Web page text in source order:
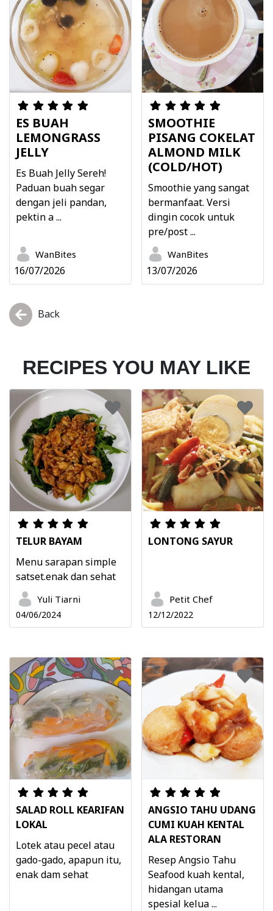
ES BUAH
LEMONGRASS
JELLY
Es Buah Jelly Sereh!
Paduan buah segar
dengan jeli pandan,
pektin a ...
WanBites
16/07/2026
SMOOTHIE
PISANG COKELAT
ALMOND MILK
(COLD/HOT)
Smoothie yang sangat
bermanfaat. Versi
dingin cocok untuk
pre/post ...
WanBites
13/07/2026
Back
RECIPES YOU MAY LIKE
TELUR BAYAM
Menu sarapan simple
satset.enak dan sehat
Yuli Tiarni
04/06/2024
LONTONG SAYUR
Petit Chef
12/12/2022
SALAD ROLL KEARIFAN
LOKAL
Lotek atau pecel atau
gado-gado, apapun itu,
enak dam sehat
ANGSIO TAHU UDANG
CUMI KUAH KENTAL
ALA RESTORAN
Resep Angsio Tahu
Seafood kuah kental,
hidangan utama
spesial kelua ...